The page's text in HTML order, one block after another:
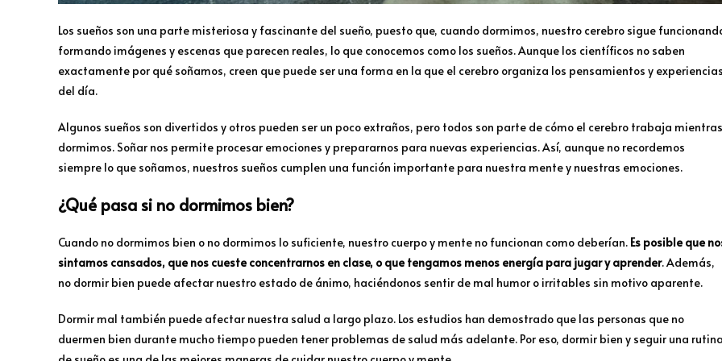
Los sueños son una parte misteriosa y fascinante del sueño, puesto que, cuando dormimos, nuestro cerebro sigue
formando imágenes y escenas que parecen reales, lo que conocemos como los sueños. Aunque los científicos no saben
exactamente por qué soñamos, creen que puede ser una forma en la que el cerebro organiza los pensamientos y experiencias
del día.
Algunos sueños son divertidos y otros pueden ser un poco extraños, pero todos son parte de cómo el cerebro trabaja mientras
dormimos. Soñar nos permite procesar emociones y prepararnos para nuevas experiencias. Así, aunque no recordemos
siempre lo que soñamos, nuestros sueños cumplen una función importante para nuestra mente y nuestras emociones.
¿Qué pasa si no dormimos bien?
Cuando no dormimos bien o no dormimos lo suficiente, nuestro cuerpo y mente no funcionan como deberían. Es posible que
sintamos cansados, que nos cueste concentrarnos en clase, o que tengamos menos energía para jugar y aprender. Además,
no dormir bien puede afectar nuestro estado de ánimo, haciéndonos sentir de mal humor o irritables sin motivo aparente.
Dormir mal también puede afectar nuestra salud a largo plazo. Los estudios han demostrado que las personas que no
duermen bien durante mucho tiempo pueden tener problemas de salud más adelante. Por eso, dormir bien y seguir una rutina